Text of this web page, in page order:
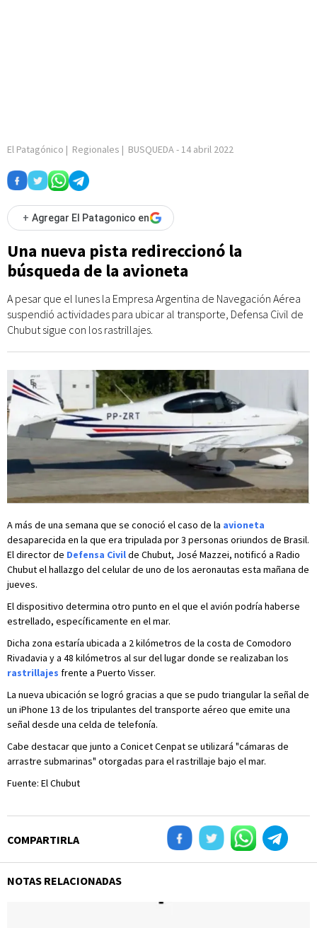
El Patagónico | Regionales | BUSQUEDA- 14 abril 2022
+ Agregar El Patagonico en
Una nueva pista redireccionó la
búsqueda de la avioneta
A pesar que el lunes la Empresa Argentina de Navegación Aérea
suspendió actividades para ubicar al transporte, Defensa Civil de
Chubut sigue con los rastrillajes.
A más de una semana que se conoció el caso de la avioneta
desaparecida en la que era tripulada por 3 personas oriundos de Brasil.
El director de Defensa Civilde Chubut, José Mazzei, notificó a Radio
Chubut el hallazgo del celular de uno de los aeronautas esta mañana de
jueves.
El dispositivo determina otro punto en el que el avión podría haberse
estrellado, específicamente en el mar.
Dicha zona estaría ubicada a 2 kilómetros de la costa de Comodoro
Rivadavia y a 48 kilómetros al sur del lugar donde se realizaban los
rastrillajes frente a Puerto Visser.
La nueva ubicación se logró gracias a que se pudo triangular la señal de
un iPhone 13 de los tripulantes del transporte aéreo que emite una
señal desde una celda de telefonía.
Cabe destacar que junto a Conicet Cenpat se utilizará "cámaras de
arrastre submarinas" otorgadas para el rastrillaje bajo el mar.
Fuente: El Chubut
COMPARTIRLA
NOTAS RELACIONADAS